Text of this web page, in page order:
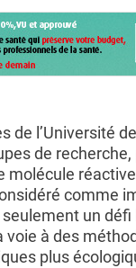
de l’Université
de
molécule
comme
un
voie à des
plus